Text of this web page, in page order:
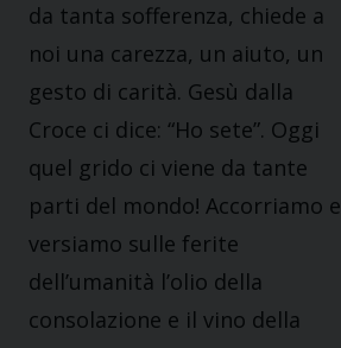
da tanta sofferenza, chiede a
noi una carezza, un aiuto, un
gesto di carità. Gesù dalla
Croce ci dice: “Ho sete”. Oggi
quel grido ci viene da tante
parti del mondo! Accorriamo e
versiamo sulle ferite
dell’umanità l’olio della
consolazione e il vino della